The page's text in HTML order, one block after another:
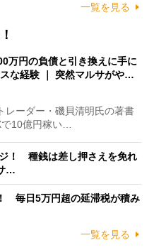
一覧を見る
万円の負債と引き換えに手に
な経験 ｜ 突然マルサがや…
ーダー・磯貝清明氏の著書
で10億円稼い…
！ 種銭は差し押さえを免れ
…
毎日5万円超の延滞税が積み
一覧を見る